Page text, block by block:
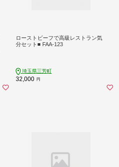
ローストビーフで高級レストラン気
分セット■ FAA-123
埼玉県三芳町
32,000 円